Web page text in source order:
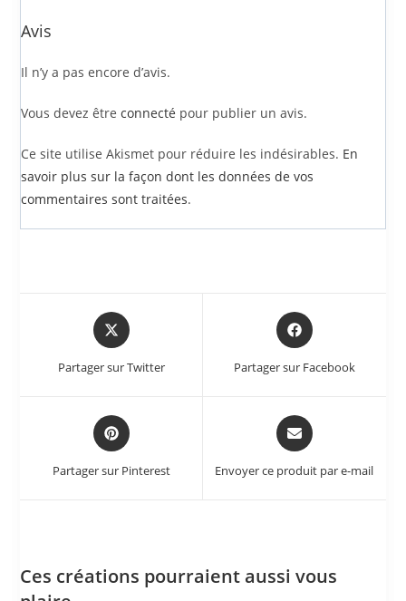
Avis
Il n’y a pas encore d’avis.
Vous devez êtreconnecté pour publier un avis.
Ce site utilise Akismet pour réduire les indésirables. En
savoir plus sur la façon dont les données de vos
commentaires sont traitées.
Partager sur Twitter Partager sur Facebook
Partager sur Pinterest Envoyer ce produit par e-mail
Ces créations pourraient aussi vous